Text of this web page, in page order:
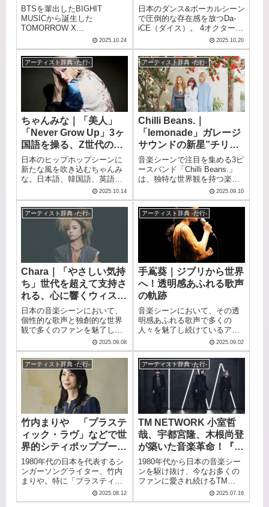
の記事では、魂の弾き語りで
多くの人々を魅了するアーテ
ィストの全貌に迫ります。
あるアイドルグループとして
注目を集めています。この記
事では、令和を代表するアイ
ドル”とき宣”の全貌に迫りま
す。
成！第4世代K-POPのト
ップランナー
BTSを輩出したBIGHIT
MUSICから誕生した
TOMORROW X
TOGETHER（トゥモロー・バ
イ・トゥギャザー）。 略称は
「TXT」（ティーバイティ
ー）や「トゥバ」で、
SOOBIN、YEONJUN、
BEOMGYU、TAEHYUN、
HUENINGKAIの5人で構成さ
れるボーイズグループです。
デビュー前からスーパールー
キーとして注目を集め、世界
44の国と地域でiTunesトップ
アルバムチャート1位を獲得し
出場も果たし、K-POP第4世代
のトップランナーとして活躍
しています。 この記事では、
ファンタジックな世界観で魅
了するグループの全貌に迫り
ます。
2025.10.24
マンスで夢を叶えた音楽
の魔法
日本のダンス&ボーカルシーン
で圧倒的な存在感を放つDa-
iCE（ダイス）。 4オクターブ
のツインボーカルと高度なダ
ンスパフォーマンスで、幅広
い世代から支持を集めていま
す。 日本レコード大賞受賞曲
「CITRUS」をはじめ、TikTok
で大ヒットした「スターマイ
ン」、紅白歌合戦初出場を果
たした「I wonder」など、
数々のヒット曲を生み出して
きました。 この記事では、
Da-iCEのプロフィールや経
歴、必聴の代表曲を紹介しま
を呼ぶグループの全貌に迫り
ます。
2025.10.20
アーティスト辞典 -た行-
ちゃんみな｜「美人」
「Never Grow Up」3ヶ
国語を操る、Z世代のカ
リスマラッパー
日本のヒップホップシーンに
新たな風を吹き込むちゃんみ
な。日本語、韓国語、英語を
自在に操るトリリンガルラッ
パーとして、等身大の言葉で
若者の心を掴んでいます。作
詞作曲からプロデュースまで
全てをセルフで手がけ、力強
いラップと繊細な歌声を使い
分ける表現力が魅力です。こ
の記事では、ちゃんみなのプ
ロフィールや経歴、必聴の代
表曲を紹介します。次世代を
担うアーティストの全貌に迫
ります。
2025.10.14
アーティスト辞典 -た行-
Chilli Beans.｜
「lemonade」ガレージ
サウンドの新星”チリ
ビ”の踊れるポップロッ
ク
音楽シーンで注目を集める3ピ
ースバンド「Chilli Beans.」
は、独特な世界観を持つ楽曲
で多くの音楽ファンを魅了し
ています。 Vaundyなどのアー
ティストからも注目されるチ
リビの活動と作品について、
詳しくご紹介していきます。
2025.09.10
アーティスト辞典 -た行-
Chara｜「やさしい気持
ち」世代を超えて支持さ
れる、心に響くウィスパ
ーボイス
日本の音楽シーンにおいて、
個性的な歌声と独創的な世界
観で多くのファンを魅了し続
けるアーティストがいます。
それが、30年以上にわたって
活動を続けるシンガーソング
ライター・Charaです。映画
『スワロウテイル』での印象
的な楽曲から始まり、今なお
新しい音楽的探求を続ける彼
女の魅力に迫ります。
2025.09.08
アーティスト辞典 -た行-
手嶌葵｜ジブリから世界
へ！透明感あふれる歌声
の軌跡
音楽シーンにおいて、その透
明感あふれる歌声で多くの
人々を魅了し続けているアー
ティストがいます。ジブリ映
画「ゲド戦記」で鮮烈なデビ
ューを飾り、その後も数々の
映画やドラマの主題歌を手が
けている手嶌葵。彼女の唯一
無二の歌声は、日本国内にと
どまらず、アメリカをはじめ
とする世界各国でも注目を集
めています。今回は、そんな
手嶌葵の魅力的な活動や代表
楽曲について詳しくご紹介し
ていきます。
2025.09.02
アーティスト辞典 -た行-
竹内まりや 「プラステ
ィック・ラヴ」などで世
界的シティポップブーム
を牽引！世界が注目する
日本ポップス界の至宝
1980年代の日本を代表するシ
ンガーソングライター、竹内
まりや。特に「プラスティッ
ク・ラヴ」は現在、世界的な
シティポップブームの火付け
2025.08.12
アーティスト辞典 -た行-
TM NETWORK 小室哲
哉、宇都宮隆、木根尚登
が築いた音楽革命！『シ
ティーハンター』「Get
Wild」に代表される電子
音楽で描かれる未来都市
1980年代から日本の音楽シー
ンを駆け抜け、今なお多くの
ファンに愛され続けるTM
NETWORK。シンセサイザー
が織りなす独特な世界観と、
2025.07.16